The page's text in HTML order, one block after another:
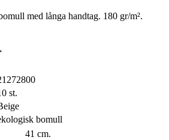
med långa handtag. 180 gr/m².
st.
bomull
41 cm.